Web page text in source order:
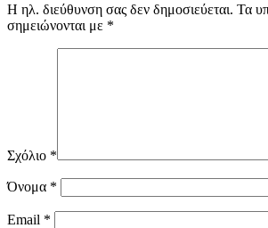
Η ηλ. διεύθυνση σας δεν δημοσιεύεται. Τα
σημειώνονται με *
Σχόλιο *
Όνομα *
Email *